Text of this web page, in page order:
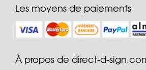
Les moyens de paiements
À propos de direct-d-